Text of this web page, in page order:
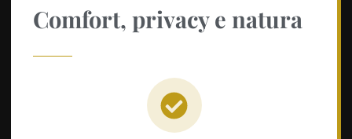
Comfort, privacy e natura